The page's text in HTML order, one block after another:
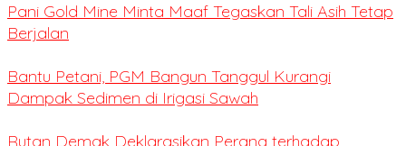
Pani Gold Mine Minta Maaf Tegaskan Tali Asih Tetap
Berjalan
Bantu Petani, PGM Bangun Tanggul Kurangi
Dampak Sedimen di Irigasi Sawah
Rutan Demak Deklarasikan Perang terhadap